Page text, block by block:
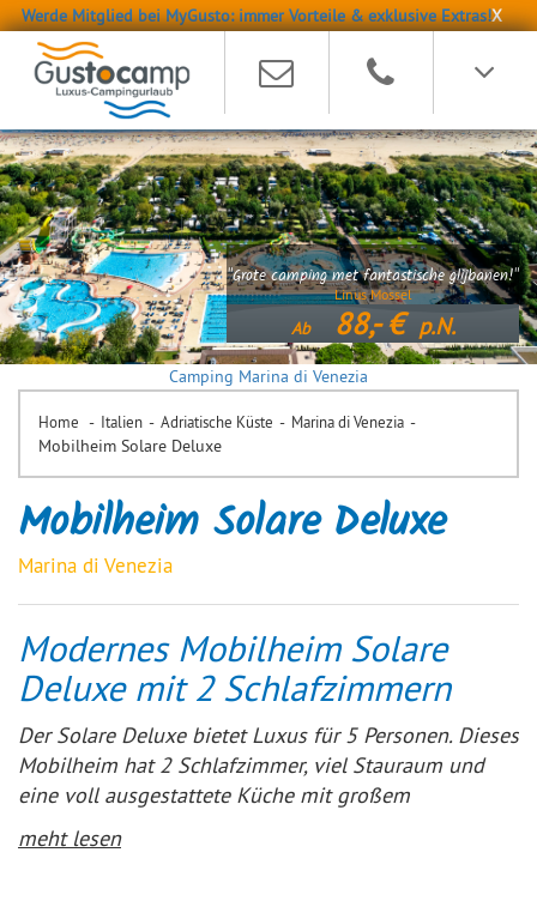
Werde Mitglied bei MyGusto: immer Vorteile & exklusive Extras!X
Camping Marina di Venezia
Home - Italien - Adriatische Küste - Marina di Venezia -
Mobilheim Solare Deluxe
Mobilheim Solare Deluxe
Marina di Venezia
"Grote camping met fantastische glijbanen!"
Linus Mossel
Ab 88,- p.N.
Modernes Mobilheim Solare
Deluxe mit 2 Schlafzimmern
Der Solare Deluxe bietet Luxus für 5 Personen. Dieses
Mobilheim hat 2 Schlafzimmer, viel Stauraum und
eine voll ausgestattete Küche mit großem
Kühlschrank und 4-Flammen-Gasherd. An der
Vorderseite befindet sich eine Holzterrasse mit
meht lesen